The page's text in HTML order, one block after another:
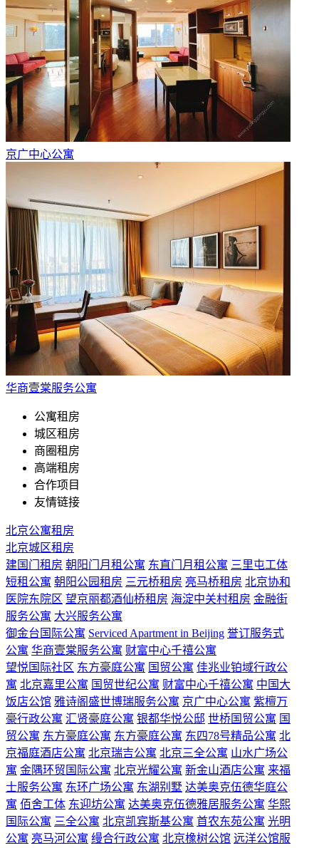
京广中心公寓
华商壹棠服务公寓
公寓租房
城区租房
商圈租房
高端租房
合作项目
友情链接
北京公寓租房
北京城区租房
建国门租房 朝阳门月租公寓 东直门月租公寓 三里屯工体
短租公寓 朝阳公园租房 三元桥租房 亮马桥租房 北京协和
医院东院区 望京丽都酒仙桥租房 海淀中关村租房 金融街
服务公寓 大兴服务公寓
御金台国际公寓 Serviced Apartment in Beijing 誉订服务式
公寓 华商壹棠服务公寓 财富中心千禧公寓
望悦国际社区 东方豪庭公寓 国贸公寓 佳兆业铂域行政公
寓 北京嘉里公寓 国贸世纪公寓 财富中心千禧公寓 中国大
饭店公馆 雅诗阁盛世博瑞服务公寓 京广中心公寓 紫檀万
豪行政公寓 汇贤豪庭公寓 银都华悦公邸 世桥国贸公寓 国
贸公寓 东方豪庭公寓 东方豪庭公寓 东四78号精品公寓 北
京福庭酒店公寓 北京瑞吉公寓 北京三全公寓 山水广场公
寓 金隅环贸国际公寓 北京光耀公寓 新金山酒店公寓 来福
士服务公寓 东环广场公寓 东湖别墅 达美奥克伍德华庭公
寓 佰舍工体 东迎坊公寓 达美奥克伍德雅居服务公寓 华熙
国际公寓 三全公寓 北京凯宾斯基公寓 首农东苑公寓 光明
公寓 亮马河公寓 缦合行政公寓 北京橡树公馆 远洋公馆服